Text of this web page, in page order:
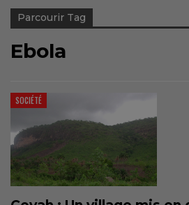
Parcourir Tag
Ebola
SOCIÉTÉ